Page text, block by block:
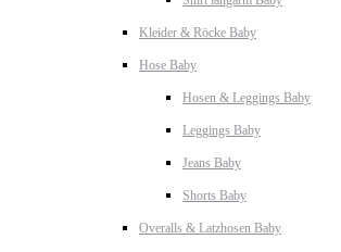
Kleider & Röcke Baby
Hose Baby
Hosen & Leggings Baby
Leggings Baby
Jeans Baby
Shorts Baby
Overalls & Latzhosen Baby